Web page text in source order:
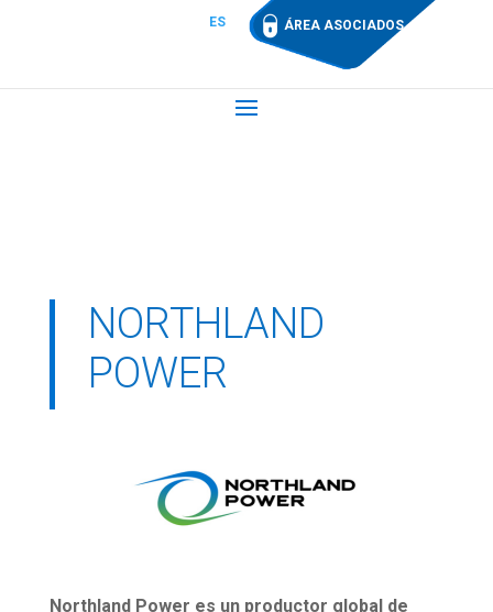
ES ÁREA ASOCIADOS
NORTHLAND
POWER
Northland Power es un productor global de